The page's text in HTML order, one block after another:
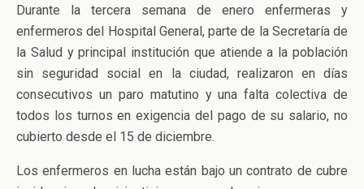
Durante la tercera semana de enero enfermeras y
enfermeros del Hospital General, parte de la Secretaría de
la Salud y principal institución que atiende a la población
sin seguridad social en la ciudad, realizaron en días
consecutivos un paro matutino y una falta colectiva de
todos los turnos en exigencia del pago de su salario, no
cubierto desde el 15 de diciembre.
Los enfermeros en lucha están bajo un contrato de cubre